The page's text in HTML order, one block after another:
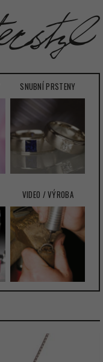
SNUBNÍ PRSTENY
VIDEO / VÝROBA